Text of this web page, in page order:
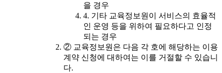
을 경우
4. 기타 교육정보원이 서비스의 효율적
인 운영 등을 위하여 필요하다고 인정
되는 경우
② 교육정보원은 다음 각 호에 해당하는 이용
계약 신청에 대하여는 이를 거절할 수 있습니
다.